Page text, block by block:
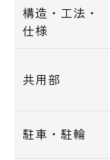
駐車場:9台
駐輪場:102台
バイク置き場
●プラウドフ
■コンビニ・
ファミリーマ
オオゼキ菊川
構造・工法・
仕様
共用部
駐車・駐輪
電話でお問
営業時間 10：